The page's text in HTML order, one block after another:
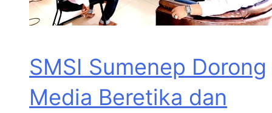
SMSI Sumenep Dorong
Media Beretika dan